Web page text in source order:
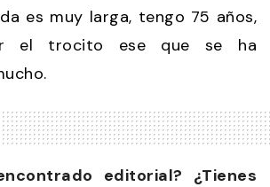
es muy larga, tengo 75 años,
el trocito ese que se ha
editorial? ¿Tienes